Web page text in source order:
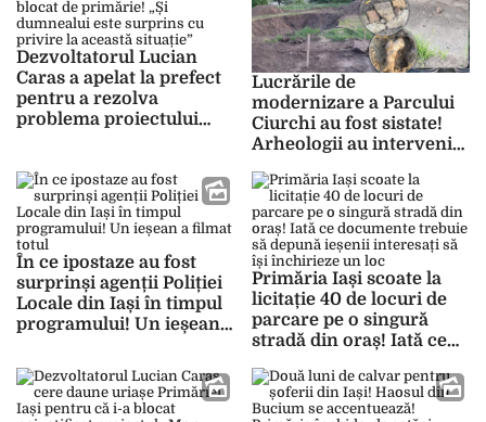
Dezvoltatorul Lucian
Caras a apelat la prefect
pentru a rezolva
problema proiectului
cu privire la această
situație”
Lucrările de
modernizare a Parcului
Ciurchi au fost sistate!
Arheologii au intervenit,
amplasament, au fost
descoperite oseminte
dintr-un vechi cimitir
În ce ipostaze au fost
surprinși agenții Poliției
Locale din Iași în timpul
programului! Un ieșean a
Primăria Iași scoate la
licitație 40 de locuri de
parcare pe o singură
stradă din oraș! Iată ce
depună ieșenii interesați
să își închirieze un loc